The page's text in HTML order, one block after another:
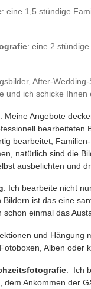
: eine 1,5 stündige
: eine 2
After-
und ich schicke Ihnen
: Meine Angebote
bearbeiteten
bearbeitet,
natürlich sind die
ausbelichten und
: Ich bearbeite nicht
Bildern ist das eine
einmal das
und Hängung
Alben oder
: Ich
dem Ankommen der